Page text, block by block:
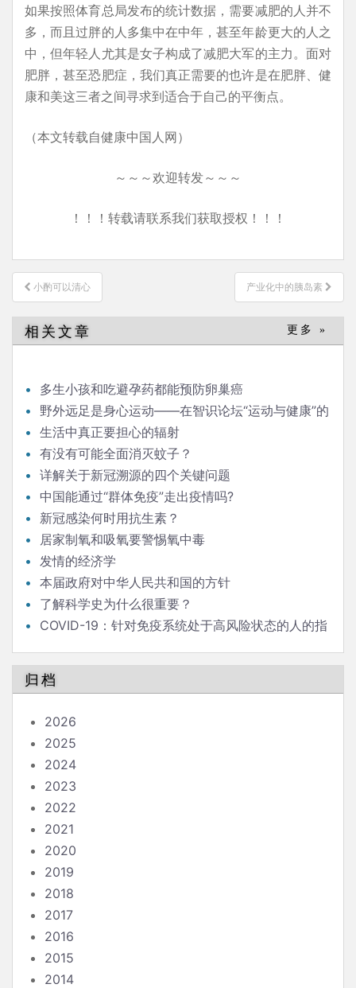
如果按照体育总局发布的统计数据，需要减肥的人并不
多，而且过胖的人多集中在中年，甚至年龄更大的人之
中，但年轻人尤其是女子构成了减肥大军的主力。面对
肥胖，甚至恐肥症，我们真正需要的也许是在肥胖、健
康和美这三者之间寻求到适合于自己的平衡点。
（本文转载自健康中国人网）
～～～欢迎转发～～～
！！！转载请联系我们获取授权！！！
文
章
导
航
小酌可以清心 产业化中的胰岛素
相关文章 更多 »
多生小孩和吃避孕药都能预防卵巢癌
野外远足是身心运动——在智识论坛“运动与健康”的
发言生活中真正要担心的辐射
有没有可能全面消灭蚊子？
详解关于新冠溯源的四个关键问题
中国能通过“群体免疫”走出疫情吗?
新冠感染何时用抗生素？
居家制氧和吸氧要警惕氧中毒
发情的经济学
本届政府对中华人民共和国的方针
了解科学史为什么很重要？
COVID-19：针对免疫系统处于高风险状态的人的指
归档
2026
2025
2024
2023
2022
2021
2020
2019
2018
2017
2016
2015
2014